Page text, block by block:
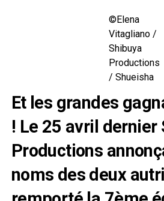
©Elena
Vitagliano /
Shibuya
Productions
/ Shueisha
Et les grandes
! Le 25 avril dernier
Productions
noms des deux